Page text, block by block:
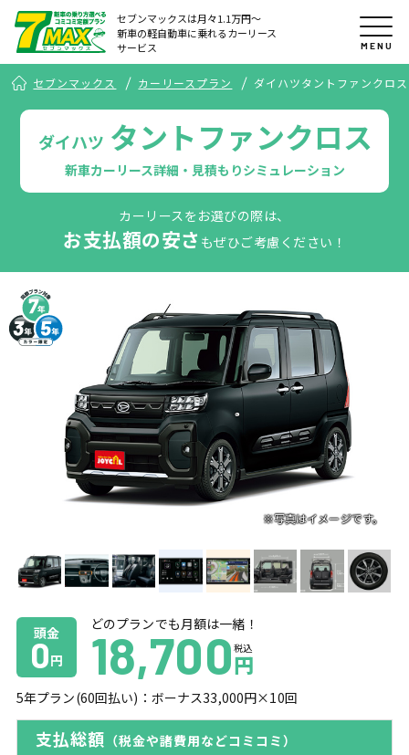
セブンマックスは月々1.1万円〜
新車の軽自動車に乗れるカーリース
サービス
MENU
セブンマックス カーリースプラン ダイハツタントファンクロ
ダイハツ タントファンクロス
新車カーリース詳細・見積もりシミュレーション
カーリースをお選びの際は、
お支払額の安さ もぜひご考慮ください！
頭金
0円
どのプランでも月額は一緒！
18,700 税込
円
5年プラン(60回払い)：ボーナス33,000円×10回
支払総額 （税金や諸費用などコミコミ）